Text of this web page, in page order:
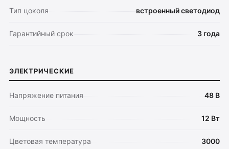
Тип цоколя встроенный светодиод
Гарантийный срок 3 года
ЭЛЕКТРИЧЕСКИЕ
Напряжение питания 48 В
Мощность 12 Вт
Цветовая температура 3000